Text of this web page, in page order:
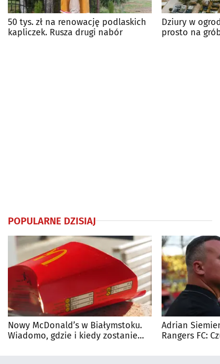
50 tys. zł na renowację podlaskich
kapliczek. Rusza drugi nabór
Dziury w
prosto na
POPULARNE DZISIAJ
Nowy McDonald’s w Białymstoku.
Wiadomo, gdzie i kiedy zostanie
Adrian
Rangers FC: